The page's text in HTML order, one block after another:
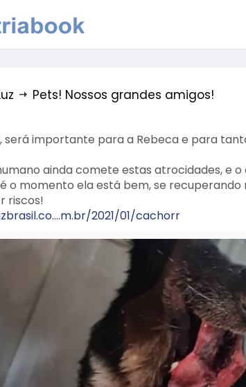
Pets! Nossos grandes amigos!
será importante para a Rebeca e para
ainda comete estas atrocidades, e
o momento ela está bem, se
riscos!
2021/01/cachorr